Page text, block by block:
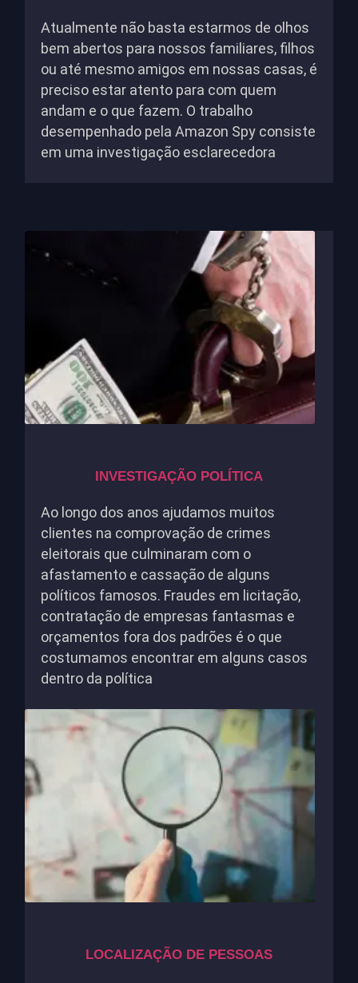
Atualmente não basta estarmos de olhos
bem abertos para nossos familiares, filhos
ou até mesmo amigos em nossas casas, é
preciso estar atento para com quem
andam e o que fazem. O trabalho
desempenhado pela Amazon Spy consiste
em uma investigação esclarecedora
INVESTIGAÇÃO POLÍTICA
Ao longo dos anos ajudamos muitos
clientes na comprovação de crimes
eleitorais que culminaram com o
afastamento e cassação de alguns
políticos famosos. Fraudes em licitação,
contratação de empresas fantasmas e
orçamentos fora dos padrões é o que
costumamos encontrar em alguns casos
dentro da política
LOCALIZAÇÃO DE PESSOAS